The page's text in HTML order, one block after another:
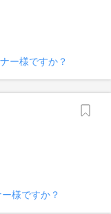
ー様ですか？
様ですか？